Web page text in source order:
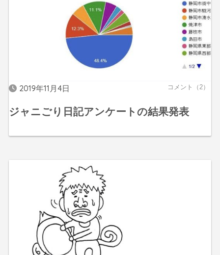
2019年11月4日 コメント（2）
ジャニごり日記アンケートの結果発表